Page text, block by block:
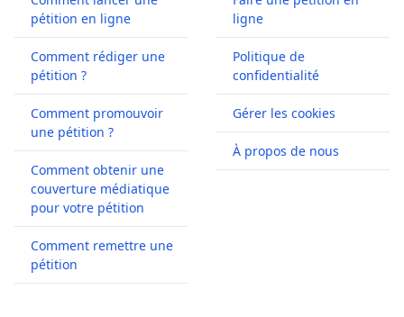
pétition en ligne
Comment rédiger une
pétition ?
Comment promouvoir
une pétition ?
Comment obtenir une
couverture médiatique
pour votre pétition
Comment remettre une
pétition
ligne
Politique de
confidentialité
Gérer les cookies
À propos de nous